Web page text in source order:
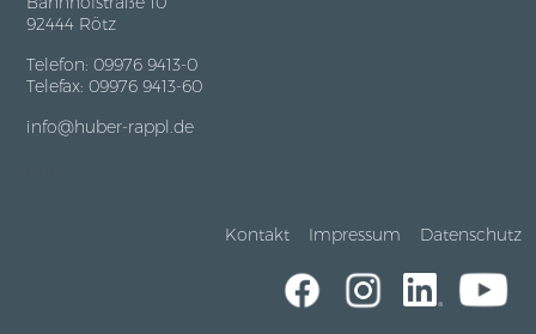
92444 Rötz
Telefon: 09976 9413-0
Telefax: 09976 9413-60
info@huber-rappl.de
Kontakt Impressum Datenschutz